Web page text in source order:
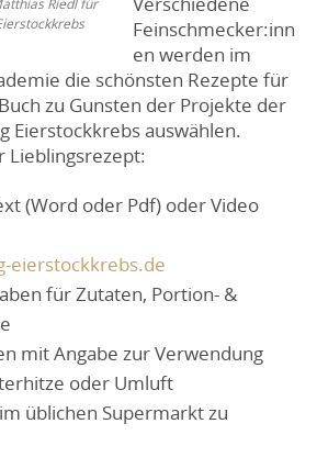
Feinschmecker:inn
en werden im
die schönsten Rezepte für
zu Gunsten der Projekte der
Eierstockkrebs auswählen.
Lieblingsrezept:
(Word oder Pdf) oder Video
eierstockkrebs.de
für Zutaten, Portion- &
mit Angabe zur Verwendung
oder Umluft
üblichen Supermarkt zu